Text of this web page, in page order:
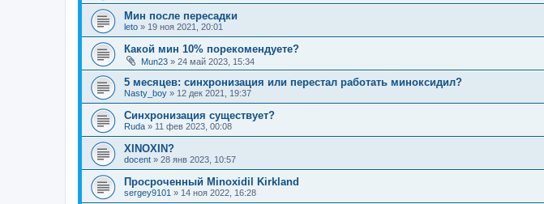
Мин после пересадки
leto » 19 ноя 2021, 20:01
Какой мин 10% порекомендуете?
Mun23 » 24 май 2023, 15:34
5 месяцев: синхронизация или перестал работать миноксидил?
Nasty_boy » 12 дек 2021, 19:37
Синхронизация существует?
Ruda » 11 фев 2023, 00:08
XINOXIN?
docent » 28 янв 2023, 10:57
Просроченный Minoxidil Kirkland
sergey9101 » 14 ноя 2022, 16:28